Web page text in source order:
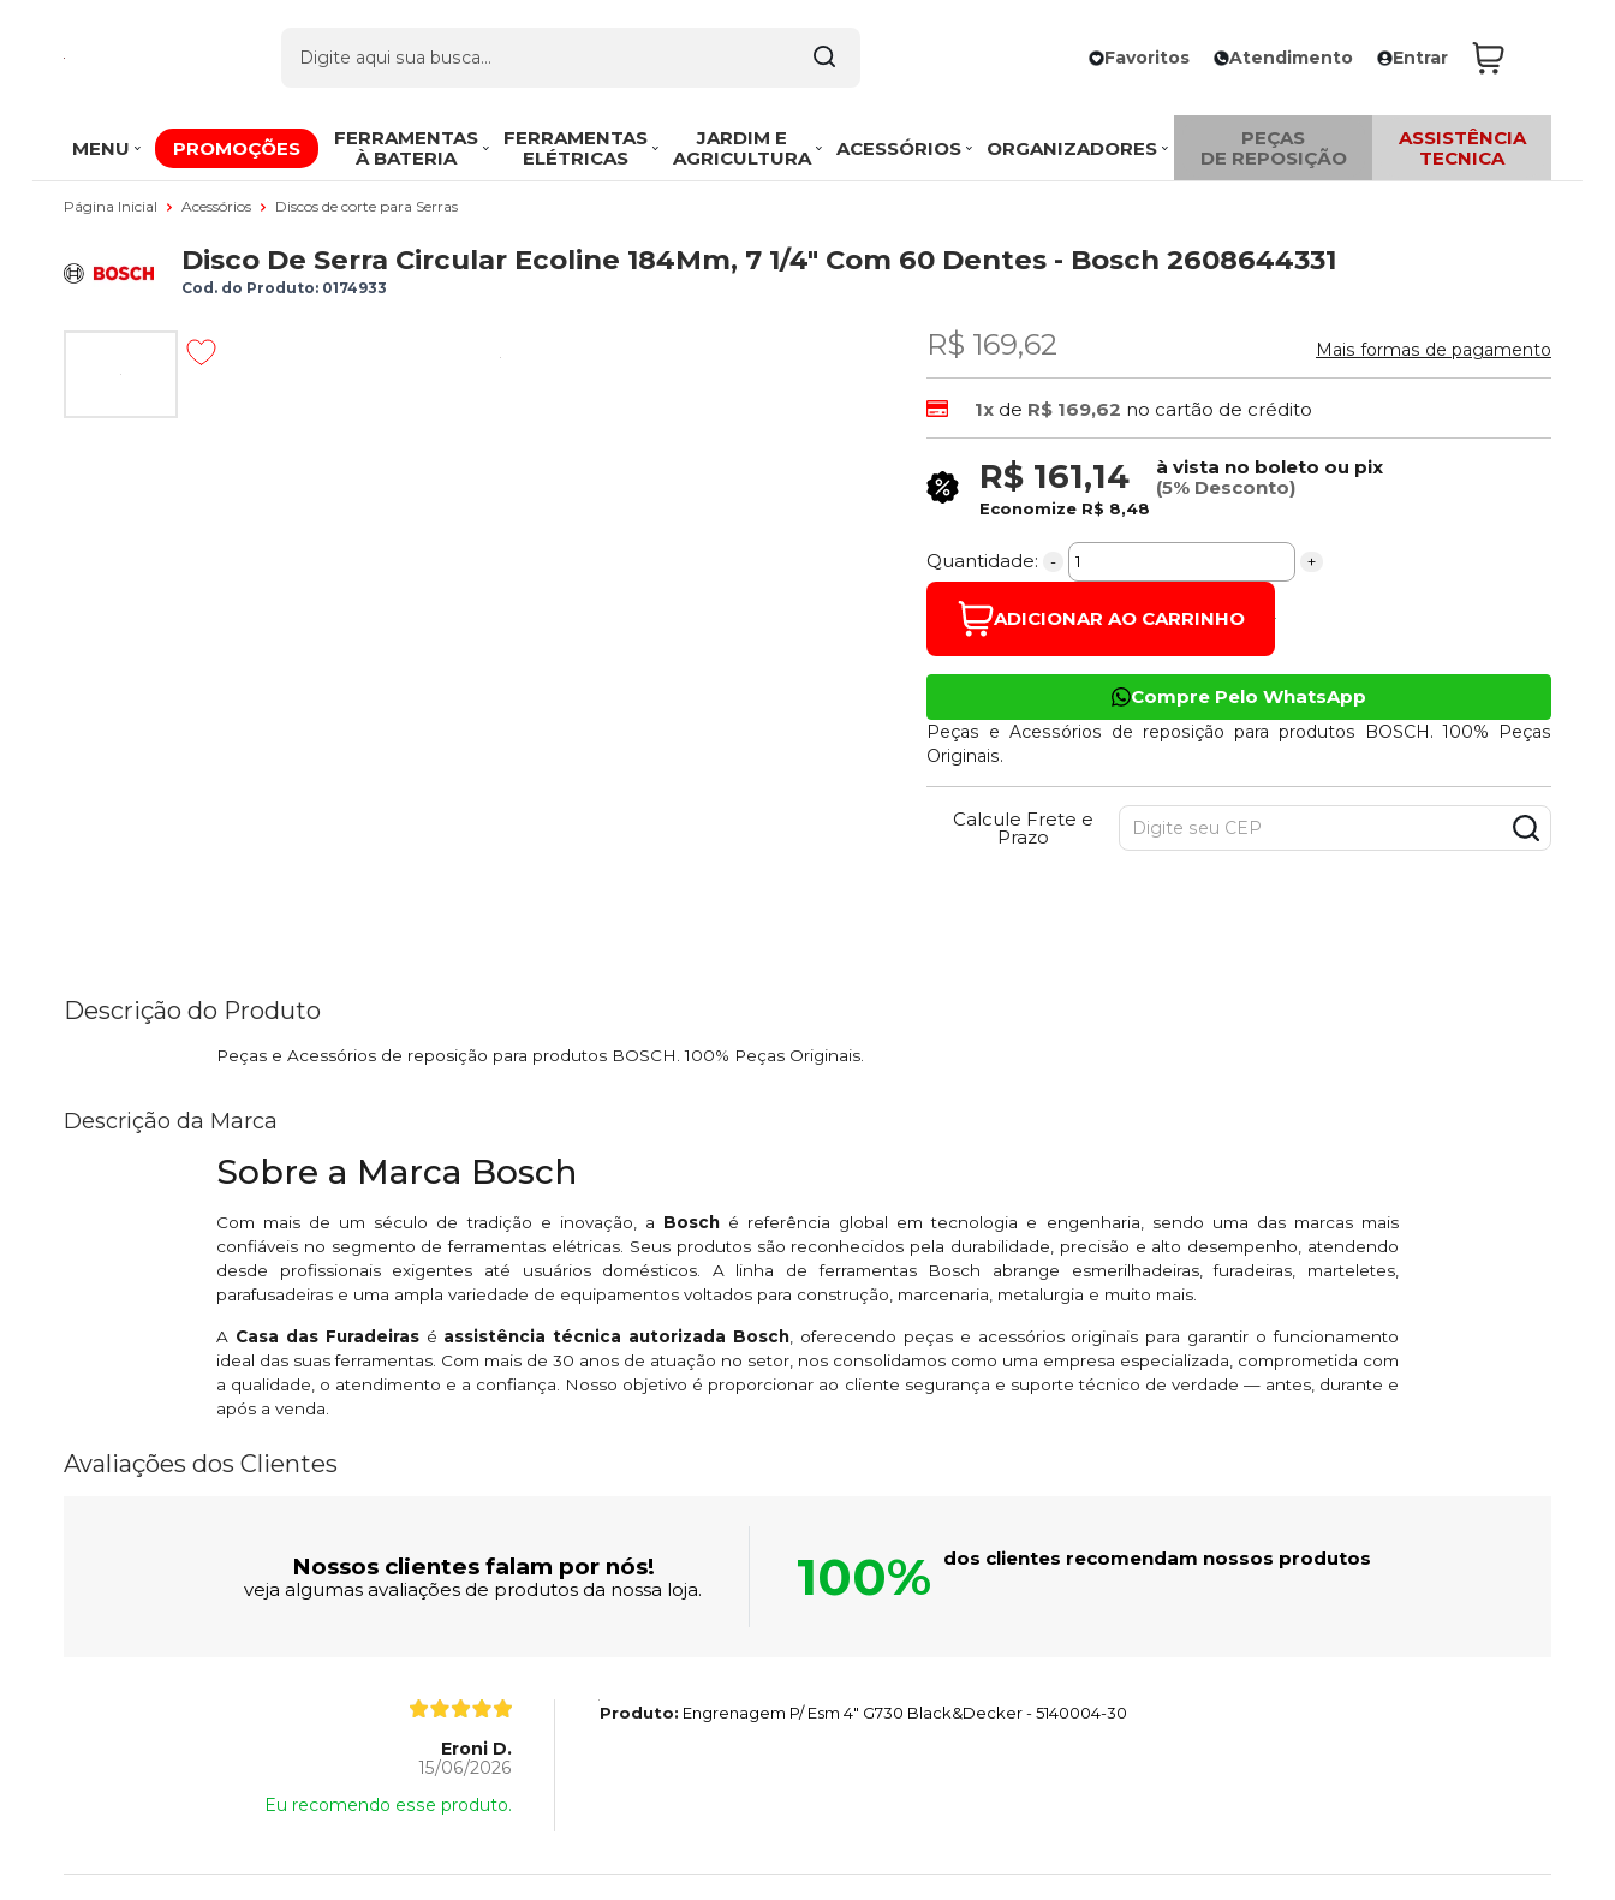
Favoritos Atendimento Entrar
MENU PROMOÇÕES
FERRAMENTAS
À BATERIA
FERRAMENTAS
ELÉTRICAS
JARDIM E
AGRICULTURA
ACESSÓRIOS ORGANIZADORES
PEÇAS
DE REPOSIÇÃO
ASSISTÊNCIA
TECNICA
Página Inicial Acessórios Discos de corte para Serras
Disco De Serra Circular Ecoline 184Mm, 7 1/4" Com 60 Dentes - Bosch 2608644331
Cod. do Produto: 0174933
R$ 169,62 Mais formas de pagamento
1x de R$ 169,62 no cartão de crédito
R$ 161,14
à vista no boleto ou pix
(5% Desconto)
Economize R$ 8,48
Quantidade: - +
ADICIONAR AO CARRINHO
Compre Pelo WhatsApp
Peças e Acessórios de reposição para produtos BOSCH. 100% Peças
Originais.
Calcule Frete e
Prazo
Descrição do Produto
Peças e Acessórios de reposição para produtos BOSCH. 100% Peças Originais.
Descrição da Marca
Sobre a Marca Bosch
Com mais de um século de tradição e inovação, a Bosché referência global em tecnologia e engenharia, sendo uma das marcas mais
confiáveis no segmento de ferramentas elétricas. Seus produtos são reconhecidos pela durabilidade, precisão e alto desempenho, atendendo
desde profissionais exigentes até usuários domésticos. A linha de ferramentas Bosch abrange esmerilhadeiras, furadeiras, marteletes,
parafusadeiras e uma ampla variedade de equipamentos voltados para construção, marcenaria, metalurgia e muito mais.
A Casa das Furadeirasé assistência técnica autorizada Bosch , oferecendo peças e acessórios originais para garantir o funcionamento
ideal das suas ferramentas. Com mais de 30 anos de atuação no setor, nos consolidamos como uma empresa especializada, comprometida com
a qualidade, o atendimento e a confiança. Nosso objetivo é proporcionar ao cliente segurança e suporte técnico de verdade — antes, durante e
após a venda.
Avaliações dos Clientes
Nossos clientes falam por nós!
veja algumas avaliações de produtos da nossa loja. 100% dos clientes recomendam nossos produtos
Eroni D.
15/06/2026
Eu recomendo esse produto.
Produto: Engrenagem P/ Esm 4" G730 Black&Decker - 5140004-30